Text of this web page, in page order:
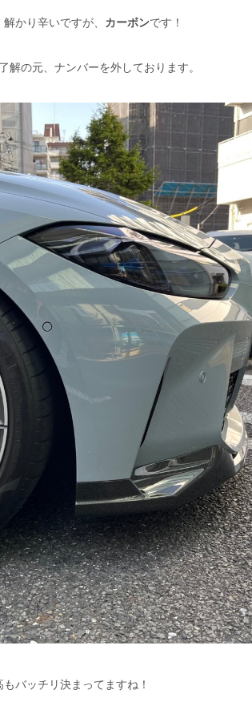
かり辛いですが、 カーボンです！
解の元、ナンバーを外しております。
もバッチリ決まってますね！